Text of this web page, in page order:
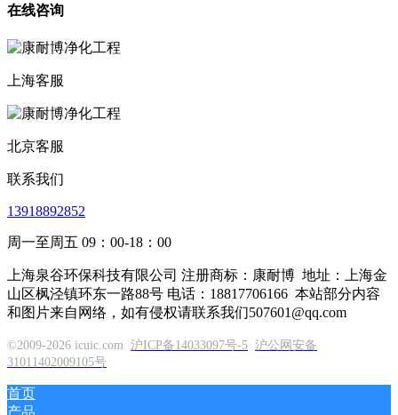
在线咨询
上海客服
北京客服
联系我们
13918892852
周一至周五 09：00-18：00
上海泉谷环保科技有限公司 注册商标：康耐博 地址：上海金
山区枫泾镇环东一路88号 电话：18817706166 本站部分内容
和图片来自网络，如有侵权请联系我们507601@qq.com
©2009-2026 icuic.com 沪ICP备14033097号-5 沪公网安备
31011402009105号
首页
产品